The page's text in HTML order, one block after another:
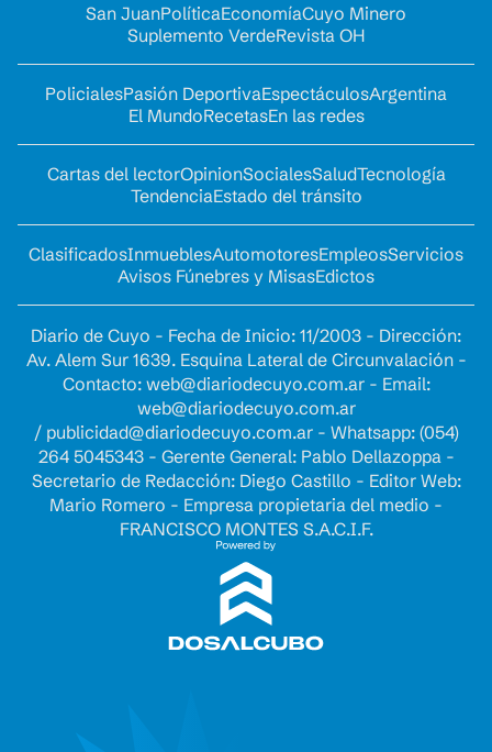
San JuanPolíticaEconomíaCuyo Minero
Suplemento VerdeRevista OH
PolicialesPasión DeportivaEspectáculosArgentina
El MundoRecetasEn las redes
Cartas del lectorOpinionSocialesSaludTecnología
TendenciaEstado del tránsito
ClasificadosInmueblesAutomotoresEmpleosServicios
Avisos Fúnebres y MisasEdictos
Diario de Cuyo - Fecha de Inicio: 11/2003 - Dirección:
Av. Alem Sur 1639. Esquina Lateral de Circunvalación -
Contacto: web@diariodecuyo.com.ar- Email:
web@diariodecuyo.com.ar
/ publicidad@diariodecuyo.com.ar- Whatsapp: (054)
264 5045343 - Gerente General: Pablo Dellazoppa -
Secretario de Redacción: Diego Castillo - Editor Web:
Mario Romero - Empresa propietaria del medio -
FRANCISCO MONTES S.A.C.I.F.